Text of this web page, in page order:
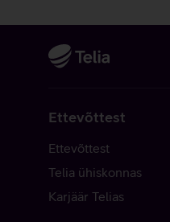
Ettevõttest
Ettevõttest
Telia ühiskonnas
Karjäär Telias